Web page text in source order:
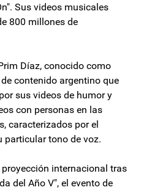
Sus videos musicales
800 millones de
Díaz, conocido como
contenido argentino que
sus videos de humor y
con personas en las
caracterizados por el
particular tono de voz.
internacional tras
del Año V", el evento de